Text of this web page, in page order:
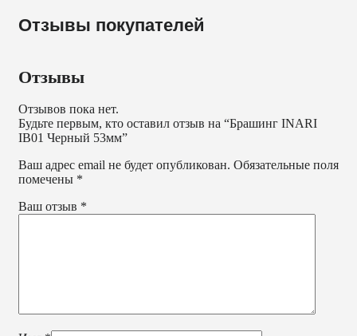
Отзывы покупателей
Отзывы
Отзывов пока нет.
Будьте первым, кто оставил отзыв на “Брашинг INARI
IB01 Черный 53мм”
Ваш адрес email не будет опубликован. Обязательные поля
помечены *
Ваш отзыв *